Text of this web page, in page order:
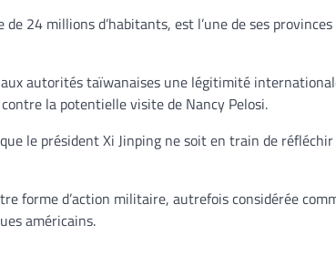
24 millions d’habitants, est l’une de ses
autorités taïwanaises une légitimité
la potentielle visite de Nancy Pelosi.
le président Xi Jinping ne soit en train de réfléchir
forme d’action militaire, autrefois considérée
américains.